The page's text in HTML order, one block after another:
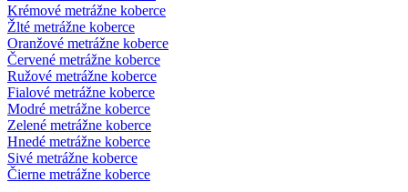
Krémové metrážne koberce
Žlté metrážne koberce
Oranžové metrážne koberce
Červené metrážne koberce
Ružové metrážne koberce
Fialové metrážne koberce
Modré metrážne koberce
Zelené metrážne koberce
Hnedé metrážne koberce
Sivé metrážne koberce
Čierne metrážne koberce